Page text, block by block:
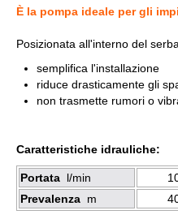
È la pompa ideale per gli
Posizionata all'interno del
semplifica l'installazione
riduce drasticamente gli
non trasmette rumori o
Caratteristiche idrauliche:
Portata l/min
Prevalenza m